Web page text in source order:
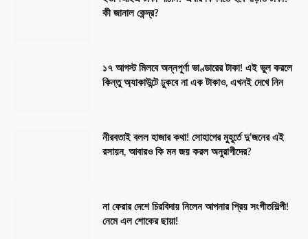
কী জানাল কেন্দ্র?
১৭ আগস্ট মিলবে অন্নপূর্ণা ভাণ্ডারের টাকা! এই ভুল করলে
কিন্তু অ্যাকাউন্টে ঢুকবে না এক টাকাও, এখনই দেখে নিন
নীরবতাই বলল হাজার কথা! সোহাগের মুহূর্তে দু’জনের এই
রসায়ন, আবারও কি মন জয় করল অনুরাগীদের?
না ফেরার দেশে চিরবিদায় নিলেন আপনার প্রিয় সংগীতশিল্পী!
নেমে এল শোকের ছায়া!